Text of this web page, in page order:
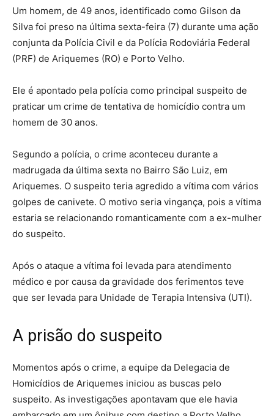
Um homem, de 49 anos, identificado como Gilson da
Silva foi preso na última sexta-feira (7) durante uma ação
conjunta da Polícia Civil e da Polícia Rodoviária Federal
(PRF) de Ariquemes (RO) e Porto Velho.
Ele é apontado pela polícia como principal suspeito de
praticar um crime de tentativa de homicídio contra um
homem de 30 anos.
Segundo a polícia, o crime aconteceu durante a
madrugada da última sexta no Bairro São Luiz, em
Ariquemes. O suspeito teria agredido a vítima com vários
golpes de canivete. O motivo seria vingança, pois a vítima
estaria se relacionando romanticamente com a ex-mulher
do suspeito.
Após o ataque a vítima foi levada para atendimento
médico e por causa da gravidade dos ferimentos teve
que ser levada para Unidade de Terapia Intensiva (UTI).
A prisão do suspeito
Momentos após o crime, a equipe da Delegacia de
Homicídios de Ariquemes iniciou as buscas pelo
suspeito. As investigações apontavam que ele havia